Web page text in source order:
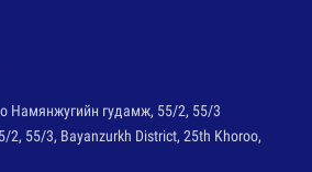
Намянжугийн гудамж, 55/2, 55/3
2, 55/3, Bayanzurkh District, 25th Khoroo,